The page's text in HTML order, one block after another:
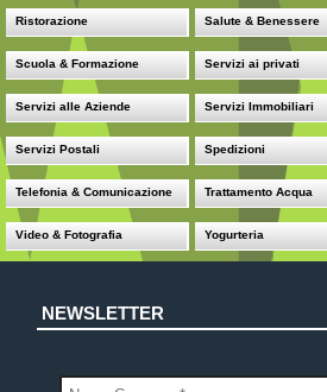
Ristorazione Salute & Benessere
Scuola & Formazione Servizi ai privati
Servizi alle Aziende Servizi Immobiliari
Servizi Postali Spedizioni
Telefonia & Comunicazione Trattamento Acqua
Video & Fotografia Yogurteria
NEWSLETTER